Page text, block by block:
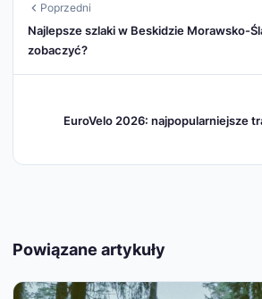
Poprzedni
Najlepsze szlaki w Beskidzie Morawsko-
zobaczyć?
EuroVelo 2026: najpopularniejsze
Powiązane artykuły